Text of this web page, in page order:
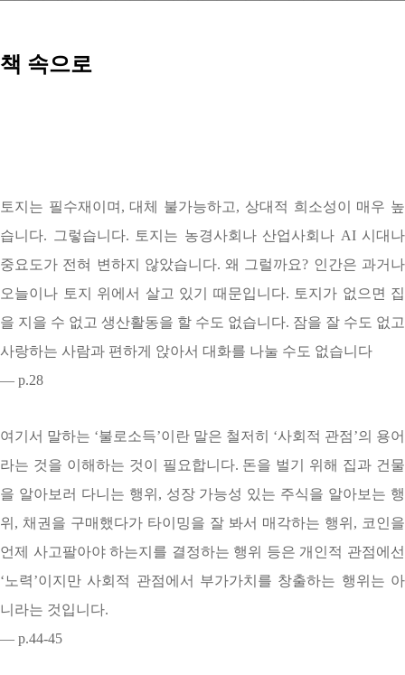
책 속으로
토지는 필수재이며, 대체 불가능하고, 상대적 희소성이 매우 높
습니다. 그렇습니다. 토지는 농경사회나 산업사회나 AI 시대나
중요도가 전혀 변하지 않았습니다. 왜 그럴까요? 인간은 과거나
오늘이나 토지 위에서 살고 있기 때문입니다. 토지가 없으면 집
을 지을 수 없고 생산활동을 할 수도 없습니다. 잠을 잘 수도 없고
사랑하는 사람과 편하게 앉아서 대화를 나눌 수도 없습니다
— p.28
여기서 말하는 ‘불로소득’이란 말은 철저히 ‘사회적 관점’의 용어
라는 것을 이해하는 것이 필요합니다. 돈을 벌기 위해 집과 건물
을 알아보러 다니는 행위, 성장 가능성 있는 주식을 알아보는 행
위, 채권을 구매했다가 타이밍을 잘 봐서 매각하는 행위, 코인을
언제 사고팔아야 하는지를 결정하는 행위 등은 개인적 관점에선
‘노력’이지만 사회적 관점에서 부가가치를 창출하는 행위는 아
니라는 것입니다.
— p.44-45